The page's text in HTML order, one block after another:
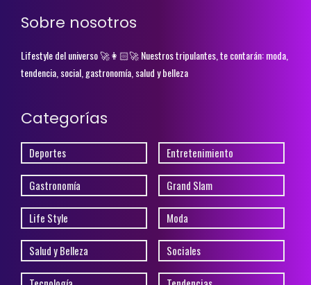
Sobre nosotros
Lifestyle del universo 🚀👩🏻‍🚀 Nuestros tripulantes, te contarán: moda,
tendencia, social, gastronomía, salud y belleza
Categorías
Deportes Entretenimiento
Gastronomía Grand Slam
Life Style Moda
Salud y Belleza Sociales